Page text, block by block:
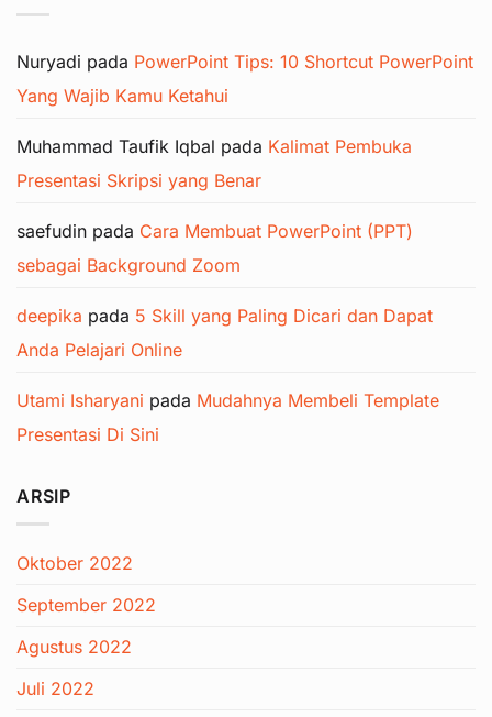
Nuryadi pada PowerPoint Tips: 10 Shortcut PowerPoint
Yang Wajib Kamu Ketahui
Muhammad Taufik Iqbal pada Kalimat Pembuka
Presentasi Skripsi yang Benar
saefudin pada Cara Membuat PowerPoint (PPT)
sebagai Background Zoom
deepika pada 5 Skill yang Paling Dicari dan Dapat
Anda Pelajari Online
Utami Isharyani pada Mudahnya Membeli Template
Presentasi Di Sini
ARSIP
Oktober 2022
September 2022
Agustus 2022
Juli 2022